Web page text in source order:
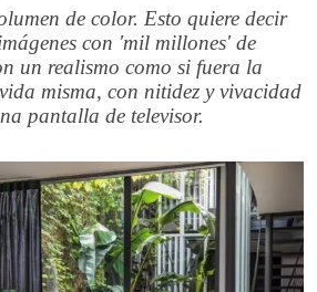
de color. Esto quiere decir
con 'mil millones' de
un realismo como si fuera la
misma, con nitidez y vivacidad
pantalla de televisor.